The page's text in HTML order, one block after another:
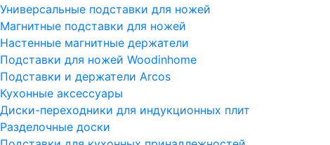
Универсальные подставки для ножей
Магнитные подставки для ножей
Настенные магнитные держатели
Подставки для ножей Woodinhome
Подставки и держатели Arcos
Кухонные аксессуары
Диски-переходники для индукционных плит
Разделочные доски